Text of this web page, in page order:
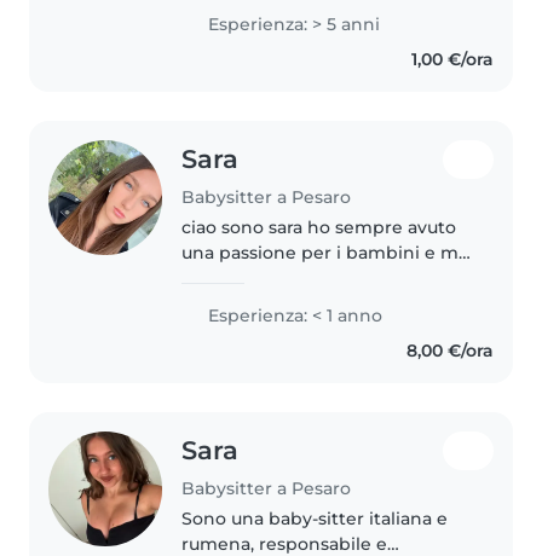
crescendo sono stata a contatto
con diverse età, ho avuto varie
Esperienza: > 5 anni
1,00 €/ora
Sara
Babysitter a Pesaro
ciao sono sara ho sempre avuto
una passione per i bambini e mi
questo percorso con loro dando
anche un aiuto ai genitori.
preciso che ho come mezzo di
Esperienza: < 1 anno
8,00 €/ora
Sara
Babysitter a Pesaro
Sono una baby-sitter italiana e
rumena, responsabile e